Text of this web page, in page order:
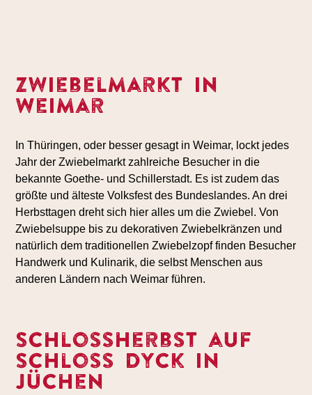
Zwiebelmarkt in
Weimar
In Thüringen, oder besser gesagt in Weimar, lockt jedes
Jahr der Zwiebelmarkt zahlreiche Besucher in die
bekannte Goethe- und Schillerstadt. Es ist zudem das
größte und älteste Volksfest des Bundeslandes. An drei
Herbsttagen dreht sich hier alles um die Zwiebel. Von
Zwiebelsuppe bis zu dekorativen Zwiebelkränzen und
natürlich dem traditionellen Zwiebelzopf finden Besucher
Handwerk und Kulinarik, die selbst Menschen aus
anderen Ländern nach Weimar führen.
Schlossherbst auf
Schloss Dyck in
Jüchen